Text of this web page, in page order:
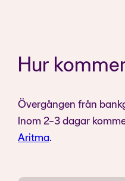
Hur
Övergången från
Inom 2-3 dagar
Aritma.